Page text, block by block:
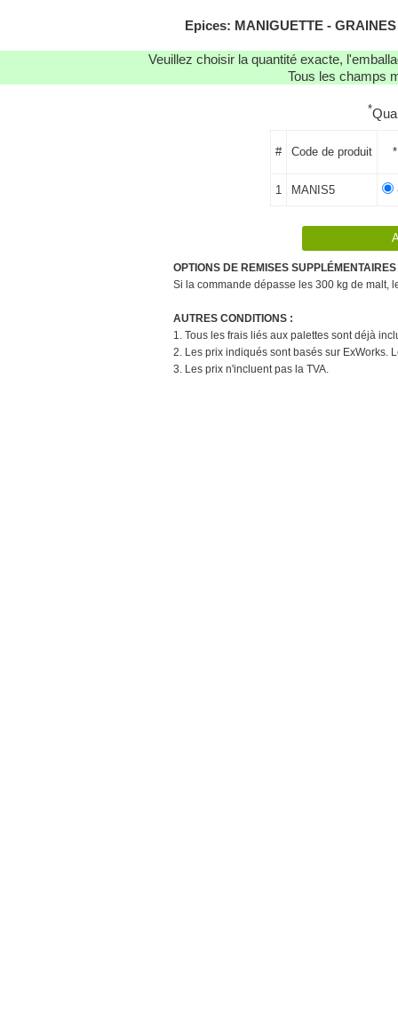
Epices: MANIGUETTE -
Veuillez choisir la quantité exacte,
Tous les champs
*
# Code de produit
1 MANIS5
OPTIONS DE REMISES SUPPLÉMENTAIRES
Si la commande dépasse les 300 kg de malt,
AUTRES CONDITIONS :
1. Tous les frais liés aux palettes sont déjà
2. Les prix indiqués sont basés sur ExWorks.
3. Les prix n'incluent pas la TVA.